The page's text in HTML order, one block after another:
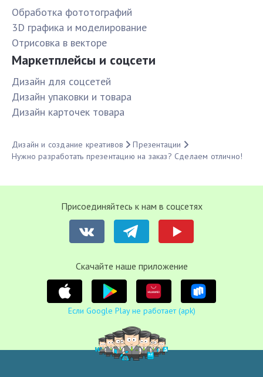
Обработка фототографий
3D графика и моделирование
Отрисовка в векторе
Маркетплейсы и соцсети
Дизайн для соцсетей
Дизайн упаковки и товара
Дизайн карточек товара
Дизайн и создание креативов
Презентации
Нужно разработать презентацию на заказ? Сделаем отлично!
Присоединяйтесь к нам в соцсетях
Cкачайте наше приложение
Если Google Play не работает (apk)